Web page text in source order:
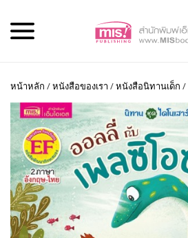
หน้าหลัก /หนังสือของเรา /หนังสือนิทานเด็ก /